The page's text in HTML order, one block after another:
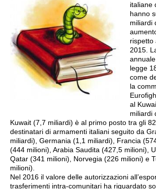
italiane
hanno
miliardi
rispetto
2015.
legge
come
la
al
miliardi
Kuwait (7,7 miliardi) è al primo posto tra gli
destinatari di armamenti italiani seguito da
miliardi), Germania (1,1 miliardi), Francia
(444 milioni), Arabia Saudita (427,5 milioni),
Qatar (341 milioni), Norvegia (226 milioni) e
milioni).
Nel 2016 il valore delle autorizzazioni
trasferimenti intra-comunitari ha riguardato